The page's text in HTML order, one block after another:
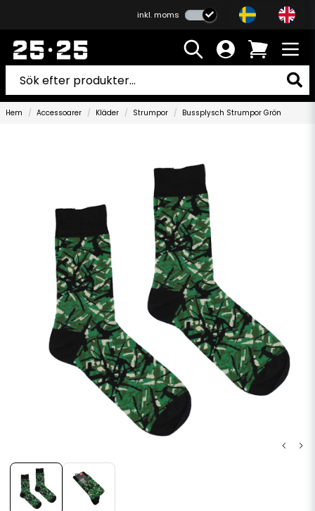
inkl. moms
Hem Accessoarer Kläder Strumpor Bussplysch Strumpor Grön